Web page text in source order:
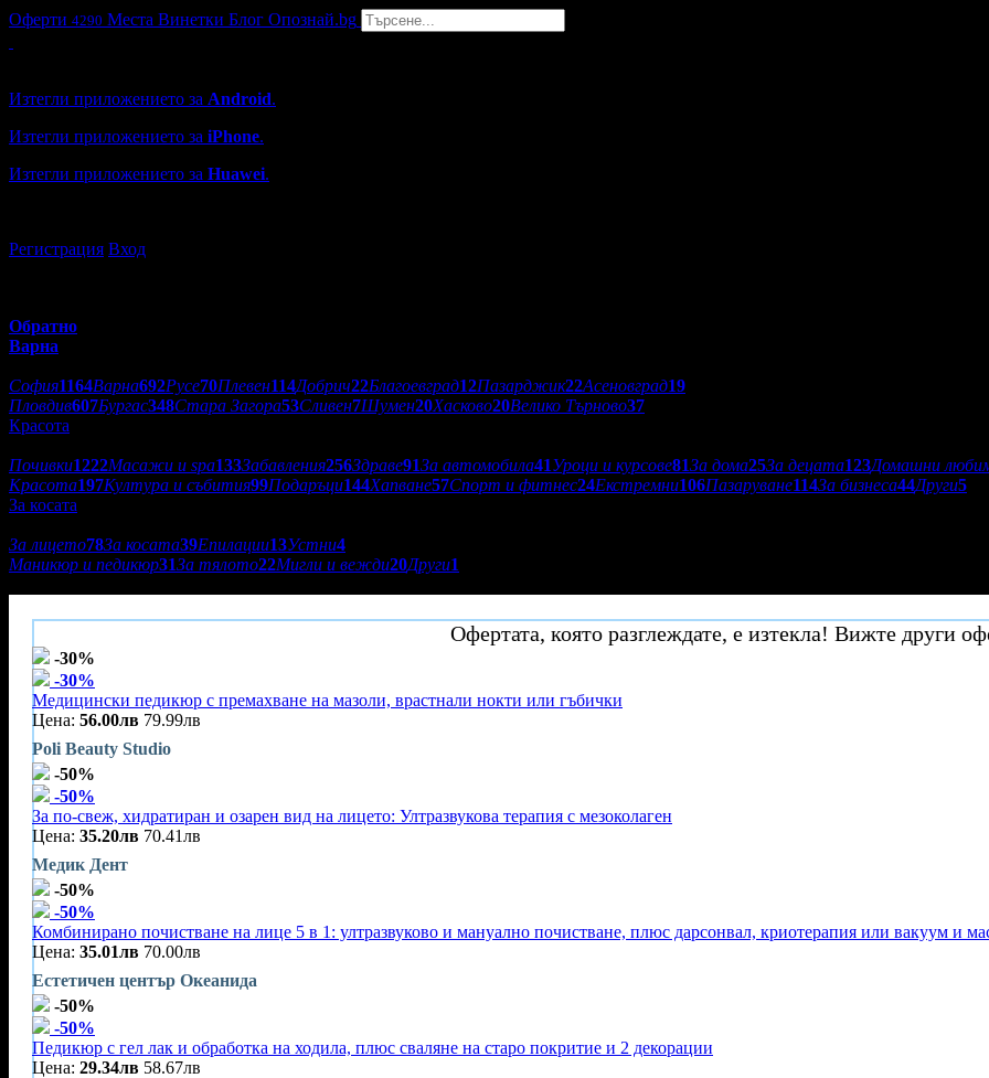
Оферти 4290 Места Винетки Блог Опознай.bg
Изтегли приложението за Android.
Изтегли приложението за iPhone.
Изтегли приложението за Huawei.
Регистрация Вход
Обратно
Варна
София1164Варна692Русе70Плевен114Добрич22Благоевград12Пазарджик22Асеновград19
Пловдив607Бургас348Стара Загора53Сливен7Шумен20Хасково20Велико Търново37
Красота
Почивки1222Масажи и spa133Забавления256Здраве91За автомобила41Уроци и курсове81За дома25За децата123Домашни
Красота197Култура и събития99Подаръци144Хапване57Спорт и фитнес24Екстремни106Пазаруване114За бизнеса44Други5
За косата
За лицето78За косата39Епилации13Устни4
Маникюр и педикюр31За тялото22Мигли и вежди20Други1
Офертата, която разглеждате, е изтекла! Вижте други
-30%
-30%
Медицински педикюр с премахване на мазоли, врастнали нокти или гъбички
Цена: 56.00лв 79.99лв
Poli Beauty Studio
-50%
-50%
За по-свеж, хидратиран и озарен вид на лицето: Ултразвукова терапия с мезоколаген
Цена: 35.20лв 70.41лв
Медик Дент
-50%
-50%
Комбинирано почистване на лице 5 в 1: ултразвуково и мануално почистване, плюс дарсонвал, криотерапия или вакуум и
Цена: 35.01лв 70.00лв
Естетичен център Океанида
-50%
-50%
Педикюр с гел лак и обработка на ходила, плюс сваляне на старо покритие и 2 декорации
Цена: 29.34лв 58.67лв